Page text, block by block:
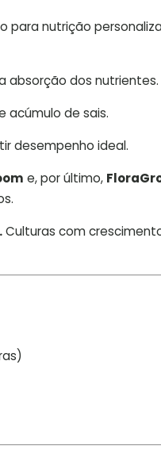
para nutrição
absorção dos nutrientes.
acúmulo de sais.
desempenho ideal.
e, por último,
Culturas com